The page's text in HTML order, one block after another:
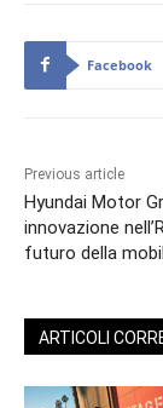
Facebook
Previous article
Hyundai Motor
innovazione
futuro della
ARTICOLI